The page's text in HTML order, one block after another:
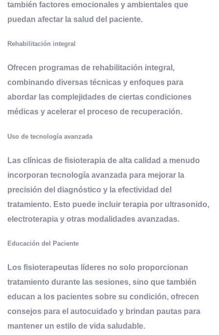
también factores emocionales y ambientales que
puedan afectar la salud del paciente.
Rehabilitación integral
Ofrecen programas de rehabilitación integral,
combinando diversas técnicas y enfoques para
abordar las complejidades de ciertas condiciones
médicas y acelerar el proceso de recuperación.
Uso de tecnología avanzada
Las clínicas de fisioterapia de alta calidad a menudo
incorporan tecnología avanzada para mejorar la
precisión del diagnóstico y la efectividad del
tratamiento. Esto puede incluir terapia por ultrasonido,
electroterapia y otras modalidades avanzadas.
Educación del Paciente
Los fisioterapeutas líderes no solo proporcionan
tratamiento durante las sesiones, sino que también
educan a los pacientes sobre su condición, ofrecen
consejos para el autocuidado y brindan pautas para
mantener un estilo de vida saludable.